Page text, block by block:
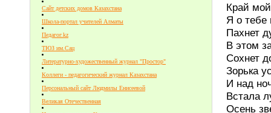
Сайт детских домов Казахстана
Школа-портал учителей Алматы
Педагог.kz
ТЮЗ им.Сац
Литературно-художественный журнал "Простор"
Коллеги - педагогический журнал Казахстана
Персональный сайт Людмилы Енисеевой
Великая Отечественная
Край
Я о тебе
Пахнет
В этом
Сохнет
Зорька
И над
Встала
Осень